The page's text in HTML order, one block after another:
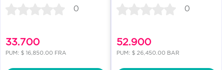
0
33.700
PUM: $ 16,850.00 FRA
0
52.900
PUM: $ 26,450.00 BAR